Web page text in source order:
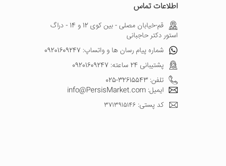
اطلاعات تماس
قم-خیابان مصلی - بین کوی 12 و 14 - دراگ
استور دکتر حاجبانی
شماره پیام رسان ها و واتساپ: 09201609247
پشتیبانی 24 ساعته: 09201609247
تلفن: 32615543-025
ایمیل: info@PersisMarket.com
کد پستی: ۳۷۱۳۹۱۵۱۴۶